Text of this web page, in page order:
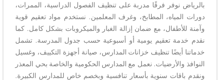
بالرياض نوفر فرقًا مدربة على تنظيف الفصول الدراسية، الممرات،
دورات المياه، المطابخ، وغرف المعلمين. نستخدم مواد تعقيم قوية
وآمنة للأطفال، مع ضمان إزالة الغبار والميكروبات بشكل كامل. كما
نقدم خدمة تعقيم يومية أو أسبوعية حسب جدول المدرسة. تشمل
خدماتنا أيضًا تنظيف خزانات المدارس، صيانة أجهزة التكييف، وغسيل
النوافذ والأرضيات. نعمل مع المدارس الحكومية والخاصة بحي المعذر
ونقدم باقات سنوية بأسعار تنافسية وبخصم خاص للمدارس الكبيرة.